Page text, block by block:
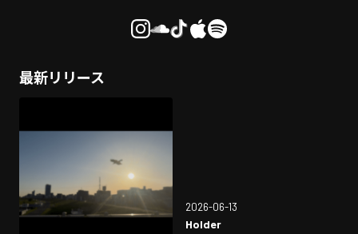
最新リリース
2026-06-13
Holder